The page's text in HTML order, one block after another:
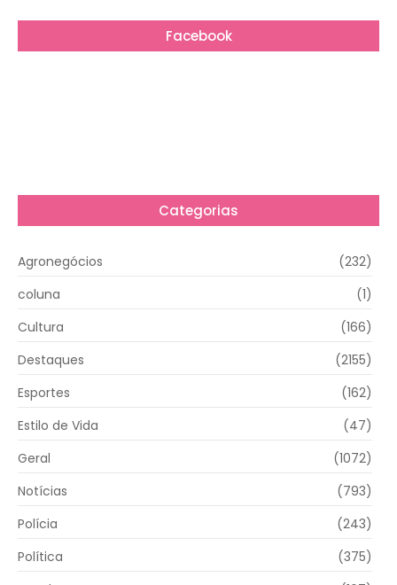
Facebook
Categorias
Agronegócios
(232)
coluna
(1)
Cultura
(166)
Destaques
(2155)
Esportes
(162)
Estilo de Vida
(47)
Geral
(1072)
Notícias
(793)
Polícia
(243)
Política
(375)